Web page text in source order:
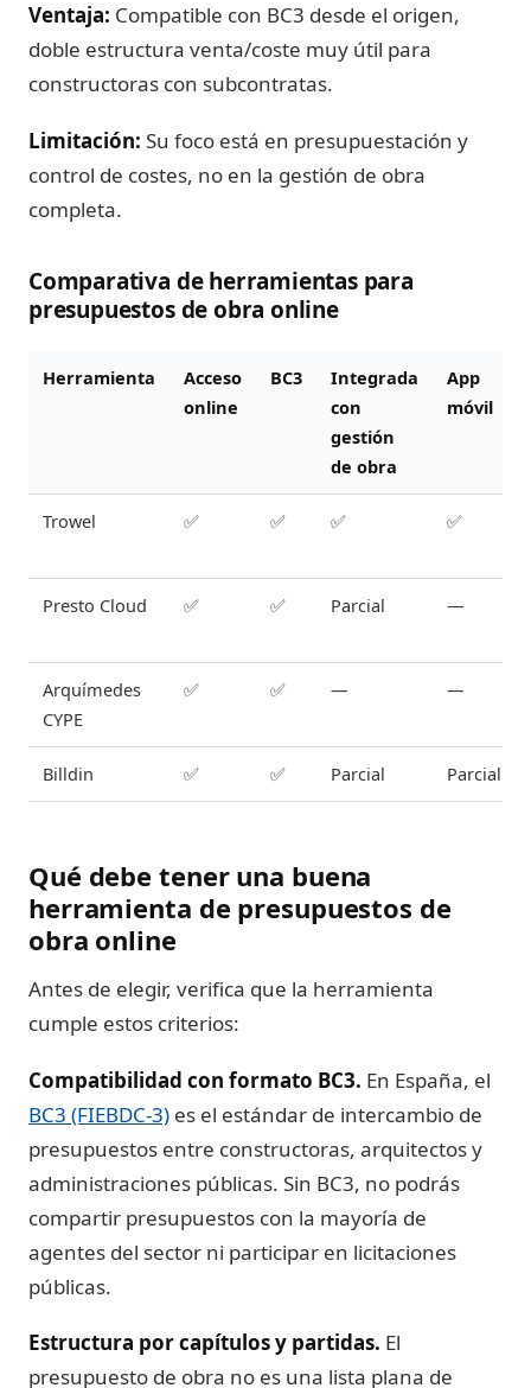
Ventaja: Compatible con BC3 desde el origen,
doble estructura venta/coste muy útil para
constructoras con subcontratas.
Limitación: Su foco está en presupuestación y
control de costes, no en la gestión de obra
completa.
Comparativa de herramientas para
presupuestos de obra online
Herramienta
Acceso
online
BC3
Integrada
con
gestión
de obra
App
móvil
Trowel ✅ ✅ ✅ ✅
Presto Cloud ✅ ✅ Parcial —
Arquímedes
CYPE
✅ ✅ — —
Billdin ✅ ✅ Parcial Parcial
Qué debe tener una buena
herramienta de presupuestos de
obra online
Antes de elegir, verifica que la herramienta
cumple estos criterios:
Compatibilidad con formato BC3. En España, el
BC3 (FIEBDC-3) es el estándar de intercambio de
presupuestos entre constructoras, arquitectos y
administraciones públicas. Sin BC3, no podrás
compartir presupuestos con la mayoría de
agentes del sector ni participar en licitaciones
públicas.
Estructura por capítulos y partidas. El
presupuesto de obra no es una lista plana de